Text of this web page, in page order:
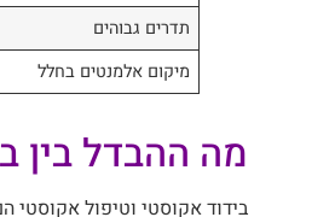
תדרים גבוהים
מיקום אלמנטים בחלל
מה ההבדל בין
בידוד אקוסטי וטיפול